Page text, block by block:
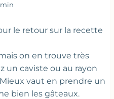
min
le retour sur la recette
on en trouve très
un caviste ou au rayon
vaut en prendre un
bien les gâteaux.